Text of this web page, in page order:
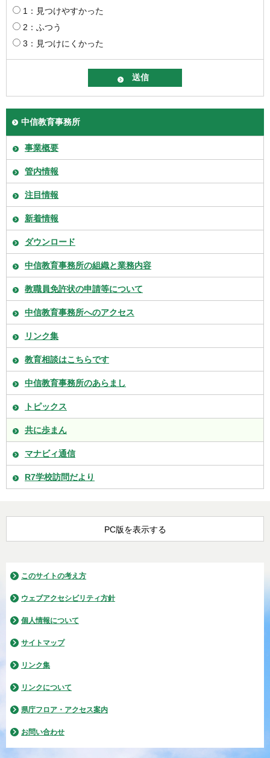
1：見つけやすかった
2：ふつう
3：見つけにくかった
中信教育事務所
事業概要
管内情報
注目情報
新着情報
ダウンロード
中信教育事務所の組織と業務内容
教職員免許状の申請等について
中信教育事務所へのアクセス
リンク集
教育相談はこちらです
中信教育事務所のあらまし
トピックス
共に歩まん
マナビィ通信
R7学校訪問だより
PC版を表示する
このサイトの考え方
ウェブアクセシビリティ方針
個人情報について
サイトマップ
リンク集
リンクについて
県庁フロア・アクセス案内
お問い合わせ